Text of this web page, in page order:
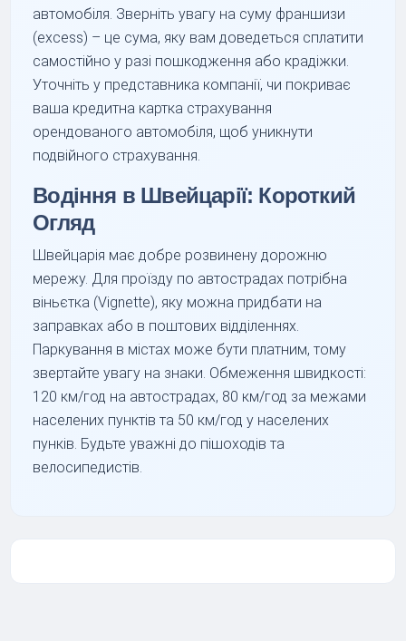
автомобіля. Зверніть увагу на суму франшизи
(excess) – це сума, яку вам доведеться сплатити
самостійно у разі пошкодження або крадіжки.
Уточніть у представника компанії, чи покриває
ваша кредитна картка страхування
орендованого автомобіля, щоб уникнути
подвійного страхування.
Водіння в Швейцарії: Короткий
Огляд
Швейцарія має добре розвинену дорожню
мережу. Для проїзду по автострадах потрібна
віньєтка (Vignette), яку можна придбати на
заправках або в поштових відділеннях.
Паркування в містах може бути платним, тому
звертайте увагу на знаки. Обмеження швидкості:
120 км/год на автострадах, 80 км/год за межами
населених пунктів та 50 км/год у населених
пунків. Будьте уважні до пішоходів та
велосипедистів.